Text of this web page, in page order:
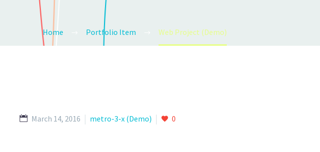
Home Portfolio Item Web Project (Demo)
March 14, 2016 metro-3-x (Demo) 0